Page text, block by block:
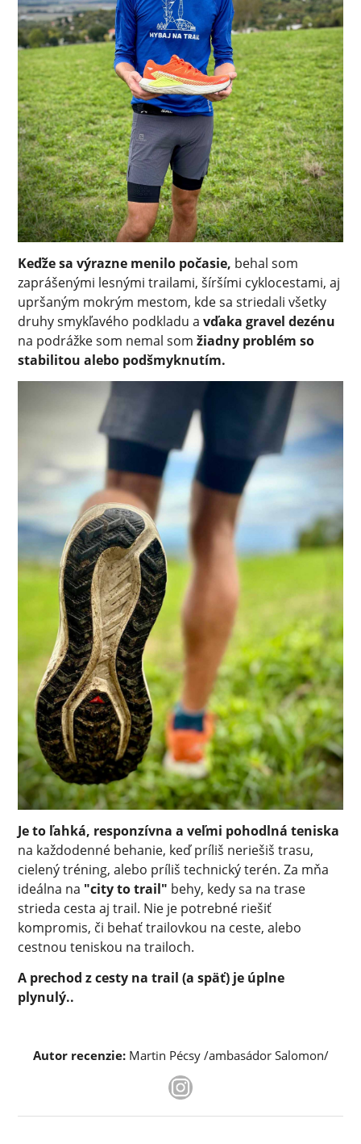
Keďže sa výrazne menilo počasie, behal som
zaprášenými lesnými trailami, šíršími cyklocestami, aj
upršaným mokrým mestom, kde sa striedali všetky
druhy smykľavého podkladu a vďaka gravel dezénu
na podrážke som nemal som žiadny problém so
stabilitou alebo podšmyknutím.
Je to ľahká, responzívna a veľmi pohodlná teniska
na každodenné behanie, keď príliš neriešiš trasu,
cielený tréning, alebo príliš technický terén. Za mňa
ideálna na "city to trail" behy, kedy sa na trase
strieda cesta aj trail. Nie je potrebné riešiť
kompromis, či behať trailovkou na ceste, alebo
cestnou teniskou na trailoch.
A prechod z cesty na trail (a späť) je úplne
plynulý..
Autor recenzie:Martin Pécsy /ambasádor Salomon/